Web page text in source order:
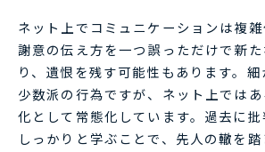
ネット上でコミュニケーションは複雑
謝意の伝え方を一つ誤っただけで新
り、遺恨を残す可能性もあります。
少数派の行為ですが、ネット上では
化として常態化しています。過去に
しっかりと学ぶことで、先人の轍を